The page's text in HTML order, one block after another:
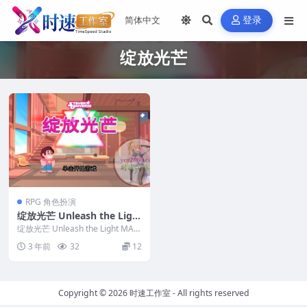
登录
绽放光芒
RPG 角色扮演
绽放光芒 Unleash the Ligh
t MAC游戏
绽放光芒 Unleash the Light MAC
3 年前 32 12
Copyright © 2026时速工作室- All rights reserved